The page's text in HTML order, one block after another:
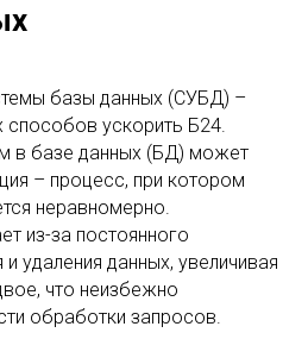
базы данных (СУБД) –
ускорить Б24.
в базе данных (БД) может
– процесс, при котором
неравномерно.
из-за постоянного
удаления данных, увеличивая
что неизбежно
обработки запросов.